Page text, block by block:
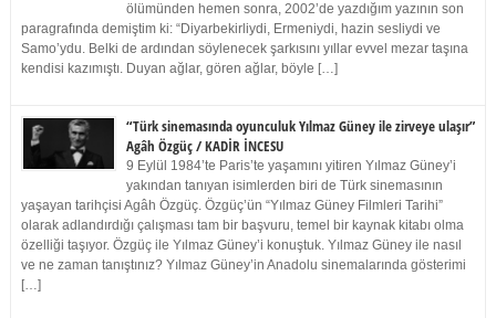
ölümünden hemen sonra, 2002’de yazdığım yazının son
paragrafında demiştim ki: “Diyarbekirliydi, Ermeniydi, hazin sesliydi ve
Samo’ydu. Belki de ardından söylenecek şarkısını yıllar evvel mezar taşına
kendisi kazımıştı. Duyan ağlar, gören ağlar, böyle […]
“Türk sinemasında oyunculuk Yılmaz Güney ile zirveye ulaşır”
Agâh Özgüç / KADİR İNCESU
9 Eylül 1984’te Paris’te yaşamını yitiren Yılmaz Güney’i
yakından tanıyan isimlerden biri de Türk sinemasının
yaşayan tarihçisi Agâh Özgüç. Özgüç’ün “Yılmaz Güney Filmleri Tarihi”
olarak adlandırdığı çalışması tam bir başvuru, temel bir kaynak kitabı olma
özelliği taşıyor. Özgüç ile Yılmaz Güney’i konuştuk. Yılmaz Güney ile nasıl
ve ne zaman tanıştınız? Yılmaz Güney’in Anadolu sinemalarında gösterimi
[…]